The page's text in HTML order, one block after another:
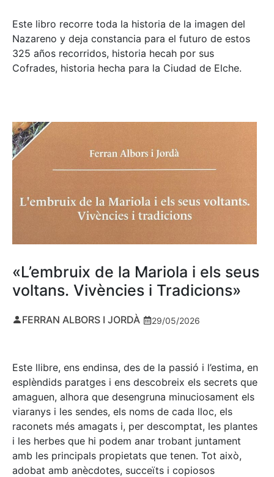
Este libro recorre toda la historia de la imagen del
Nazareno y deja constancia para el futuro de estos
325 años recorridos, historia hecah por sus
Cofrades, historia hecha para la Ciudad de Elche.
«L’embruix de la Mariola i els seus
voltans. Vivències i Tradicions»
FERRAN ALBORS I JORDÀ 29/05/2026
Este llibre, ens endinsa, des de la passió i l’estima, en
esplèndids paratges i ens descobreix els secrets que
amaguen, alhora que desengruna minuciosament els
viaranys i les sendes, els noms de cada lloc, els
raconets més amagats i, per descomptat, les plantes
i les herbes que hi podem anar trobant juntament
amb les principals propietats que tenen. Tot això,
adobat amb anècdotes, succeïts i copiosos